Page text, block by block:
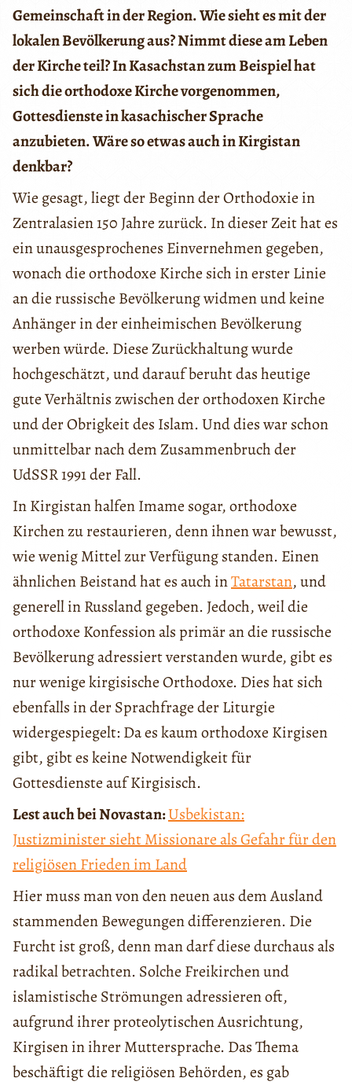
Gemeinschaft in der Region. Wie sieht es mit der
lokalen Bevölkerung aus? Nimmt diese am Leben
der Kirche teil? In Kasachstan zum Beispiel hat
sich die orthodoxe Kirche vorgenommen,
Gottesdienste in kasachischer Sprache
anzubieten. Wäre so etwas auch in Kirgistan
denkbar?
Wie gesagt, liegt der Beginn der Orthodoxie in
Zentralasien 150 Jahre zurück. In dieser Zeit hat es
ein unausgesprochenes Einvernehmen gegeben,
wonach die orthodoxe Kirche sich in erster Linie
an die russische Bevölkerung widmen und keine
Anhänger in der einheimischen Bevölkerung
werben würde. Diese Zurückhaltung wurde
hochgeschätzt, und darauf beruht das heutige
gute Verhältnis zwischen der orthodoxen Kirche
und der Obrigkeit des Islam. Und dies war schon
unmittelbar nach dem Zusammenbruch der
UdSSR 1991 der Fall.
In Kirgistan halfen Imame sogar, orthodoxe
Kirchen zu restaurieren, denn ihnen war bewusst,
wie wenig Mittel zur Verfügung standen. Einen
ähnlichen Beistand hat es auch inTatarstan, und
generell in Russland gegeben. Jedoch, weil die
orthodoxe Konfession als primär an die russische
Bevölkerung adressiert verstanden wurde, gibt es
nur wenige kirgisische Orthodoxe. Dies hat sich
ebenfalls in der Sprachfrage der Liturgie
widergespiegelt: Da es kaum orthodoxe Kirgisen
gibt, gibt es keine Notwendigkeit für
Gottesdienste auf Kirgisisch.
Lest auch bei Novastan:Usbekistan:
Justizminister sieht Missionare als Gefahr für den
religiösen Frieden im Land
Hier muss man von den neuen aus dem Ausland
stammenden Bewegungen differenzieren. Die
Furcht ist groß, denn man darf diese durchaus als
radikal betrachten. Solche Freikirchen und
islamistische Strömungen adressieren oft,
aufgrund ihrer proteolytischen Ausrichtung,
Kirgisen in ihrer Muttersprache. Das Thema
beschäftigt die religiösen Behörden, es gab